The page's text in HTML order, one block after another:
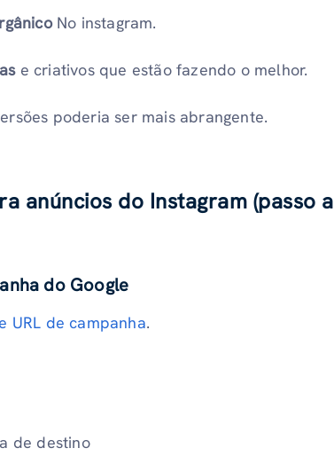
No instagram.
e criativos que estão fazendo o melhor.
poderia ser mais abrangente.
anúncios do Instagram (passo a
do Google
URL de campanha.
de destino